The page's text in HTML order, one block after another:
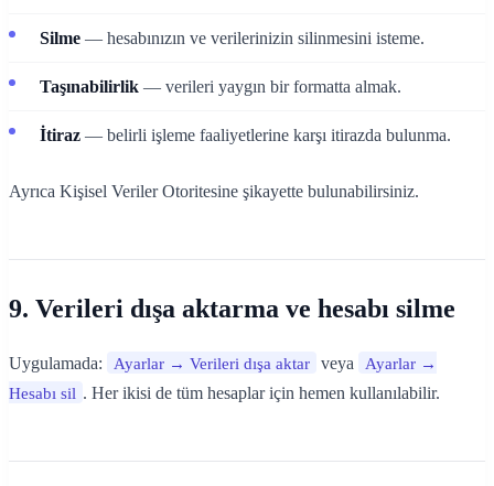
Silme — hesabınızın ve verilerinizin silinmesini isteme.
Taşınabilirlik — verileri yaygın bir formatta almak.
İtiraz — belirli işleme faaliyetlerine karşı itirazda bulunma.
Ayrıca Kişisel Veriler Otoritesine şikayette bulunabilirsiniz.
9. Verileri dışa aktarma ve hesabı silme
Uygulamada: Ayarlar → Verileri dışa aktar veya
Ayarlar →
Hesabı sil . Her ikisi de tüm hesaplar için hemen kullanılabilir.